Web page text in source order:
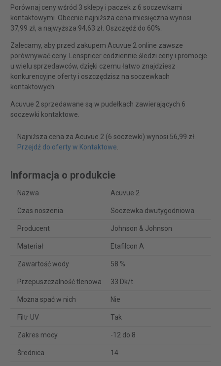
Porównaj ceny wśród 3 sklepy i paczek z 6 soczewkami
kontaktowymi. Obecnie najniższa cena miesięczna wynosi
37,99 zł, a najwyższa 94,63 zł. Oszczędź do 60%.
Zalecamy, aby przed zakupem Acuvue 2 online zawsze
porównywać ceny. Lenspricer codziennie śledzi ceny i promocje
u wielu sprzedawców, dzięki czemu łatwo znajdziesz
konkurencyjne oferty i oszczędzisz na soczewkach
kontaktowych.
Acuvue 2 sprzedawane są w pudełkach zawierających 6
soczewki kontaktowe.
Najniższa cena za Acuvue 2 (6 soczewki) wynosi 56,99 zł.
Przejdź do oferty w Kontaktowe.
Informacja o produkcie
Nazwa Acuvue 2
Czas noszenia Soczewka dwutygodniowa
Producent Johnson & Johnson
Materiał Etafilcon A
Zawartość wody 58 %
Przepuszczalność tlenowa 33 Dk/t
Można spać w nich Nie
Filtr UV Tak
Zakres mocy -12 do 8
Średnica 14